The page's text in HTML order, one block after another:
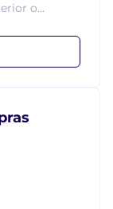
o...